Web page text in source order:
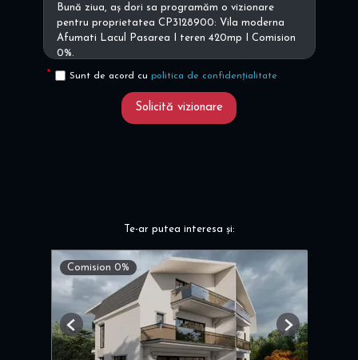
Sunt de acord cu politica de confidențialitate
Solicită vizionare
Te-ar putea interesa și:
Comision 0%
Previous Next